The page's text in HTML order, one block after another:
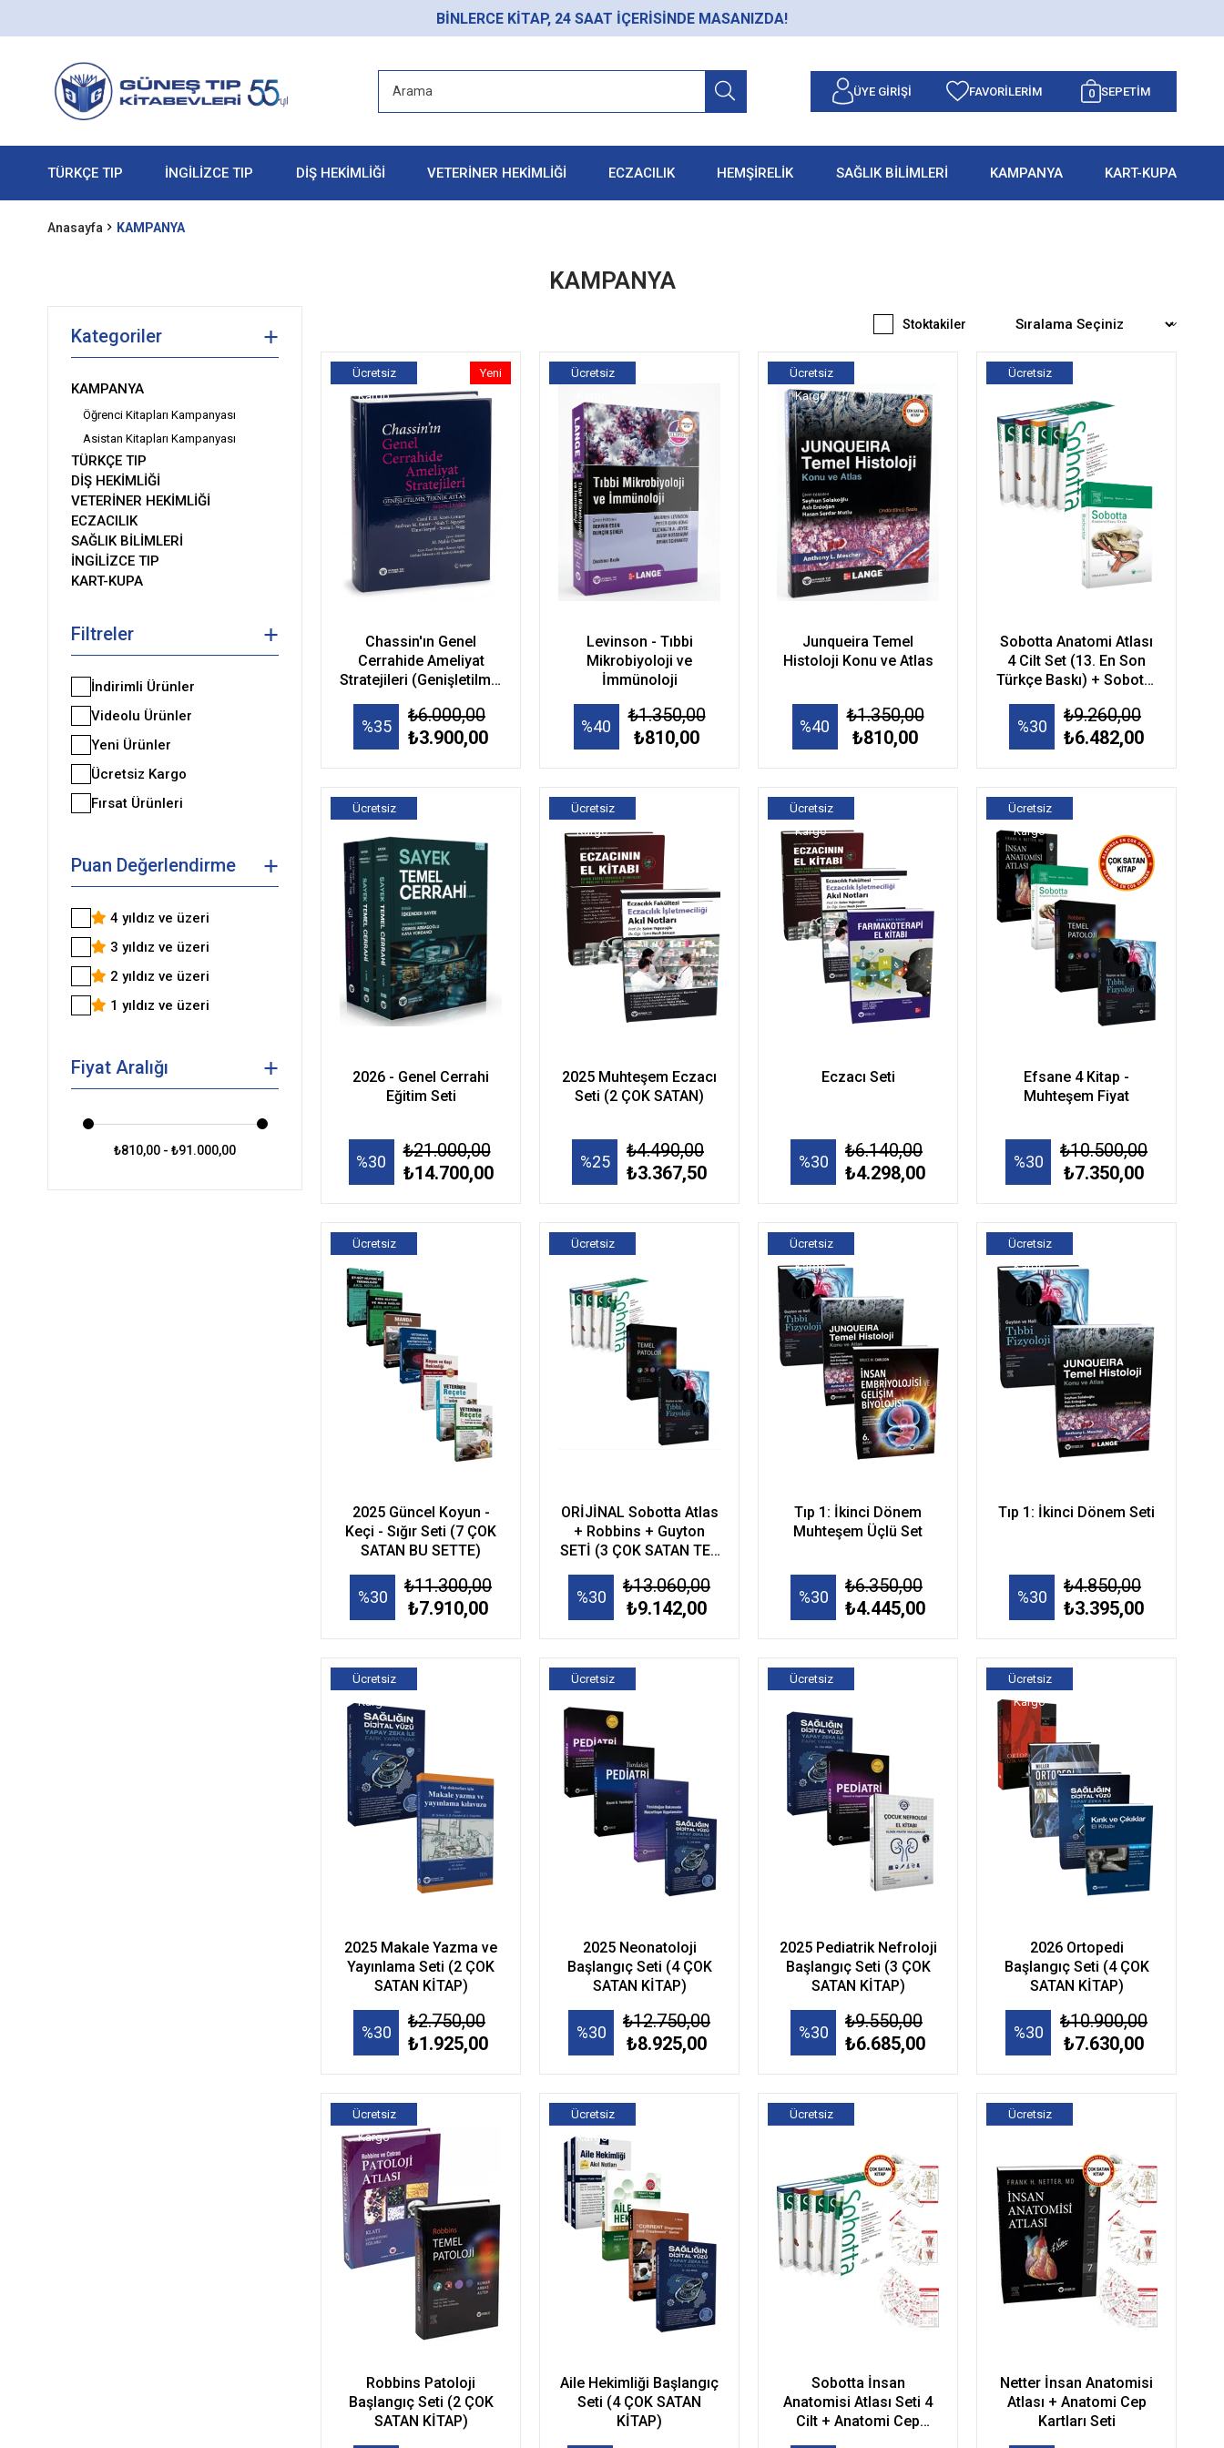
BİNLERCE KİTAP, 24 SAAT İÇERİSİNDE MASANIZDA!
ÜYE GIRIŞI FAVORILERIM SEPETIM
0
TÜRKÇE TIP İNGİLİZCE TIP DİŞ HEKİMLİĞİ VETERİNER HEKİMLİĞİ ECZACILIK HEMŞİRELİK SAĞLIK BİLİMLERİ KAMPANYA KART-KUPA
Anasayfa KAMPANYA
KAMPANYA
Kategoriler
KAMPANYA
Öğrenci Kitapları Kampanyası
Asistan Kitapları Kampanyası
TÜRKÇE TIP
DİŞ HEKİMLİĞİ
VETERİNER HEKİMLİĞİ
ECZACILIK
SAĞLIK BİLİMLERİ
İNGİLİZCE TIP
KART-KUPA
Filtreler
İndirimli Ürünler
Videolu Ürünler
Yeni Ürünler
Ücretsiz Kargo
Fırsat Ürünleri
Puan Değerlendirme
4 yıldız ve üzeri
3 yıldız ve üzeri
2 yıldız ve üzeri
1 yıldız ve üzeri
Fiyat Aralığı
₺810,00 - ₺91.000,00
Stoktakiler
Chassin'ın Genel
Cerrahide Ameliyat
Stratejileri (Genişletilmiş
%35
₺6.000,00
₺3.900,00
Ücretsiz
Kargo
Yeni
Ürün
Levinson - Tıbbi
Mikrobiyoloji ve
İmmünoloji
%40
₺1.350,00
₺810,00
Ücretsiz
Junqueira Temel
Histoloji Konu ve Atlas
%40
₺1.350,00
₺810,00
Ücretsiz
Kargo
Sobotta Anatomi Atlası
4 Cilt Set (13. En Son
Türkçe Baskı) + Sobotta
%30
₺9.260,00
₺6.482,00
Ücretsiz
2026 - Genel Cerrahi
Eğitim Seti
%30
₺21.000,00
₺14.700,00
Ücretsiz
2025 Muhteşem Eczacı
Seti (2 ÇOK SATAN)
%25
₺4.490,00
₺3.367,50
Ücretsiz
Kargo
Eczacı Seti
%30
₺6.140,00
₺4.298,00
Ücretsiz
Kargo
Efsane 4 Kitap -
Muhteşem Fiyat
%30
₺10.500,00
₺7.350,00
Ücretsiz
Kargo
2025 Güncel Koyun -
Keçi - Sığır Seti (7 ÇOK
SATAN BU SETTE)
%30
₺11.300,00
₺7.910,00
Ücretsiz
Kargo
ORİJİNAL Sobotta Atlas
+ Robbins + Guyton
SETİ (3 ÇOK SATAN TEK
%30
₺13.060,00
₺9.142,00
Ücretsiz
Tıp 1: İkinci Dönem
Muhteşem Üçlü Set
%30
₺6.350,00
₺4.445,00
Ücretsiz
Kargo
Tıp 1: İkinci Dönem Seti
%30
₺4.850,00
₺3.395,00
Ücretsiz
Kargo
2025 Makale Yazma ve
Yayınlama Seti (2 ÇOK
SATAN KİTAP)
%30
₺2.750,00
₺1.925,00
Ücretsiz
Kargo
2025 Neonatoloji
Başlangıç Seti (4 ÇOK
SATAN KİTAP)
%30
₺12.750,00
₺8.925,00
Ücretsiz
2025 Pediatrik Nefroloji
Başlangıç Seti (3 ÇOK
SATAN KİTAP)
%30
₺9.550,00
₺6.685,00
Ücretsiz
2026 Ortopedi
Başlangıç Seti (4 ÇOK
SATAN KİTAP)
%30
₺10.900,00
₺7.630,00
Ücretsiz
Kargo
Robbins Patoloji
Başlangıç Seti (2 ÇOK
SATAN KİTAP)
Ücretsiz
Kargo
Aile Hekimliği Başlangıç
Seti (4 ÇOK SATAN
KİTAP)
Ücretsiz
Kargo
Sobotta İnsan
Anatomisi Atlası Seti 4
Cilt + Anatomi Cep
Ücretsiz
Netter İnsan Anatomisi
Atlası + Anatomi Cep
Kartları Seti
Ücretsiz